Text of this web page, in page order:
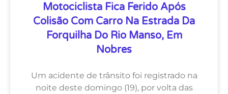
Motociclista Fica Ferido Após
Colisão Com Carro Na Estrada Da
Forquilha Do Rio Manso, Em
Nobres
Um acidente de trânsito foi registrado na
noite deste domingo (19), por volta das